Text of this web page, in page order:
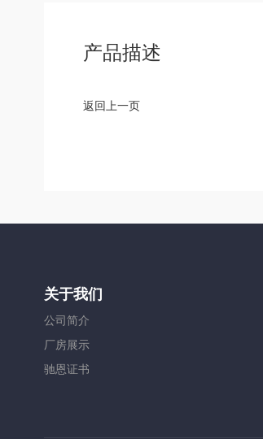
产品描述
返回上一页
关于我们
公司简介
厂房展示
驰恩证书